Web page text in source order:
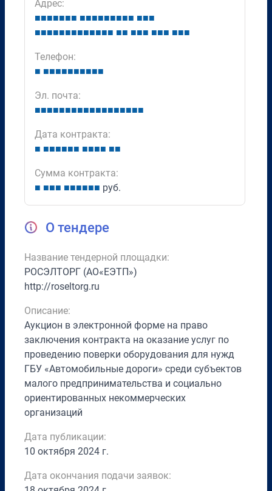
Адрес:
■■■■■■■ ■■■■■■■■■ ■■■
■■■■■■■■■■■■■ ■■ ■■■ ■■■ ■■■
Телефон:
■ ■■■■■■■■■■
Эл. почта:
■■■■■■■■■■■■■■■■■■
Дата контракта:
■ ■■■■■■ ■■■■ ■■
Сумма контракта:
■ ■■■ ■■■■■■ руб.
О тендере
Название тендерной площадки:
РОСЭЛТОРГ (АО«ЕЭТП»)
http://roseltorg.ru
Описание:
Аукцион в электронной форме на право
заключения контракта на оказание услуг по
проведению поверки оборудования для нужд
ГБУ «Автомобильные дороги» среди субъектов
малого предпринимательства и социально
ориентированных некоммерческих
организаций
Дата публикации:
10 октября 2024 г.
Дата окончания подачи заявок: